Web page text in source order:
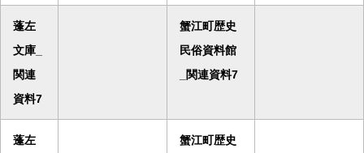
蓬左
文庫_
関連
資料7
蟹江町歴史
民俗資料館
_関連資料7
蓬左
蟹江町歴史